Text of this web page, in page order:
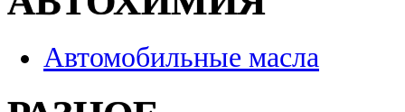
Автомобильные масла